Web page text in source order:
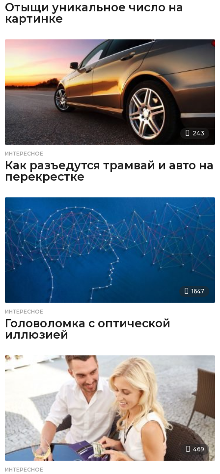
Отыщи уникальное число на
картинке
243
ИНТЕРЕСНОЕ
Как разъедутся трамвай и авто на
перекрестке
1647
ИНТЕРЕСНОЕ
Головоломка с оптической
иллюзией
469
ИНТЕРЕСНОЕ